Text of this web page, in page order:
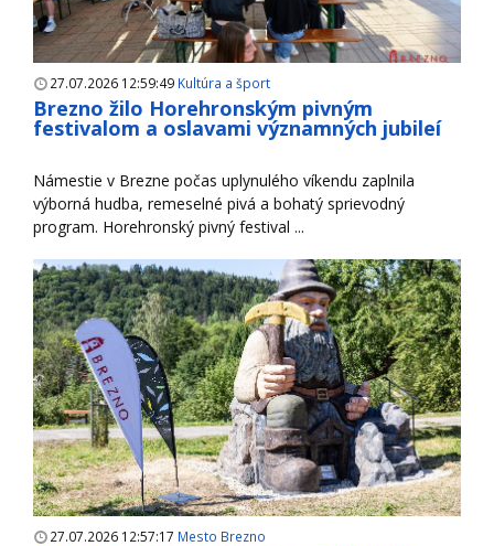
27.07.2026 12:59:49 Kultúra a šport
Brezno žilo Horehronským pivným
festivalom a oslavami významných jubileí
Námestie v Brezne počas uplynulého víkendu zaplnila
výborná hudba, remeselné pivá a bohatý sprievodný
program. Horehronský pivný festival ...
27.07.2026 12:57:17 Mesto Brezno